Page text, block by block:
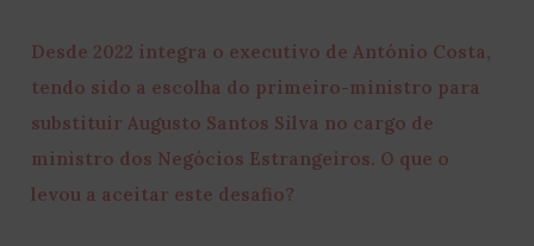
Desde 2022 integra o executivo de António Costa,
tendo sido a escolha do primeiro-ministro para
substituir Augusto Santos Silva no cargo de
ministro dos Negócios Estrangeiros. O que o
levou a aceitar este desafio?